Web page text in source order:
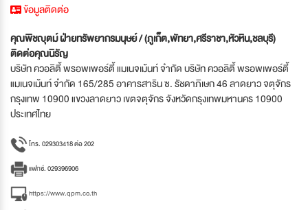
ข้อมูลติดต่อ
คุณพิชญุตม์ ฝ่ายทรัพยากรมนุษย์ / (ภูเก็ต,พัทยา,ศรีราชา,หัวหิน,ชลบุรี)
ติดต่อคุณนิรัญ
บริษัท ควอลิตี้ พรอพเพอร์ตี้ แมเนจเม้นท์ จำกัด บริษัท ควอลิตี้ พรอพเพอร์ตี้
แมเนจเม้นท์ จำกัด 165/285 อาคารสาริน ซ. รัชดาภิเษก 46 ลาดยาว จตุจักร
กรุงเทพ 10900 แขวงลาดยาว เขตจตุจักร จังหวัดกรุงเทพมหานคร 10900
ประเทศไทย
โทร. 029303418 ต่อ 202
แฟกซ์. 029396906
https://www.qpm.co.th